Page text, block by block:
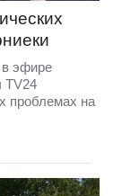
эфире
TV24
проблемах на